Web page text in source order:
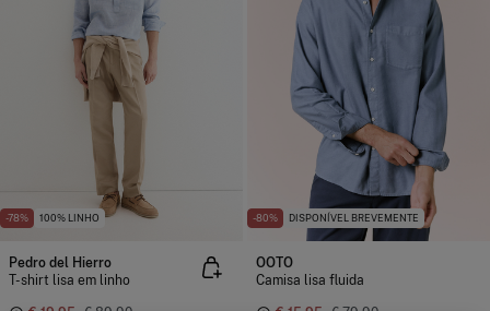
-78% 100% LINHO
Pedro del Hierro
T-shirt lisa em linho
-80% DISPONÍVEL BREVEMENTE
OOTO
Camisa lisa fluida